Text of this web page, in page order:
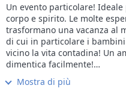
Un evento particolare!
corpo e spirito. Le molte
trasformano una vacanza al
di cui in particolare i
vicino la vita contadina! Un
dimentica facilmente!
Avete già provato a
parole? Formulare la
Mostra di più